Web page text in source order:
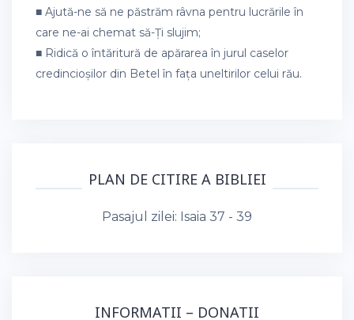
■ Ajută-ne să ne păstrăm râvna pentru lucrările în
care ne-ai chemat să-Ți slujim;
■ Ridică o întăritură de apărarea în jurul caselor
credincioșilor din Betel în fața uneltirilor celui rău.
PLAN DE CITIRE A BIBLIEI
Pasajul zilei: Isaia 37 - 39
INFORMATII – DONATII